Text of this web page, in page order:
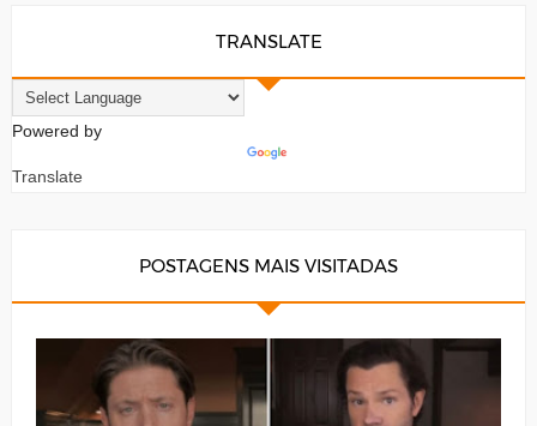
TRANSLATE
Powered by
Translate
POSTAGENS MAIS VISITADAS